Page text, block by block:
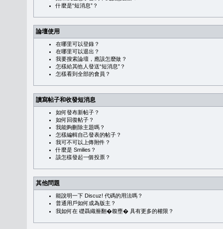
什麼是“短消息”？
論壇使用
在哪里可以登錄？
在哪里可以退出？
我要搜索論壇，應該怎麼做？
怎樣給其他人發送“短消息”？
怎樣看到全部的會員？
讀寫帖子和收發短消息
如何發布新帖子？
如何回復帖子？
我能夠刪除主題嗎？
怎樣編輯自己發表的帖子？
我可不可以上傳附件？
什麼是 Smilies？
該怎樣發起一個投票？
其他問題
能說明一下 Discuz! 代碼的用法嗎？
普通用戶如何成為版主？
我如何在 礎聶織簷翻�䪖壅� 具有更多的權限？